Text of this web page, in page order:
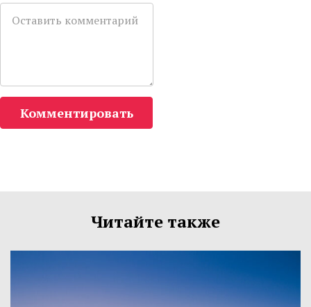
Комментировать
Читайте также